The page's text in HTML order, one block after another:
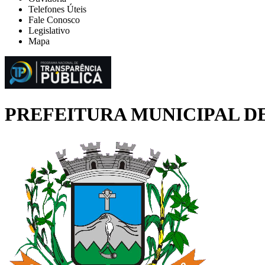
Telefones Úteis
Fale Conosco
Legislativo
Mapa
PREFEITURA MUNICIPAL